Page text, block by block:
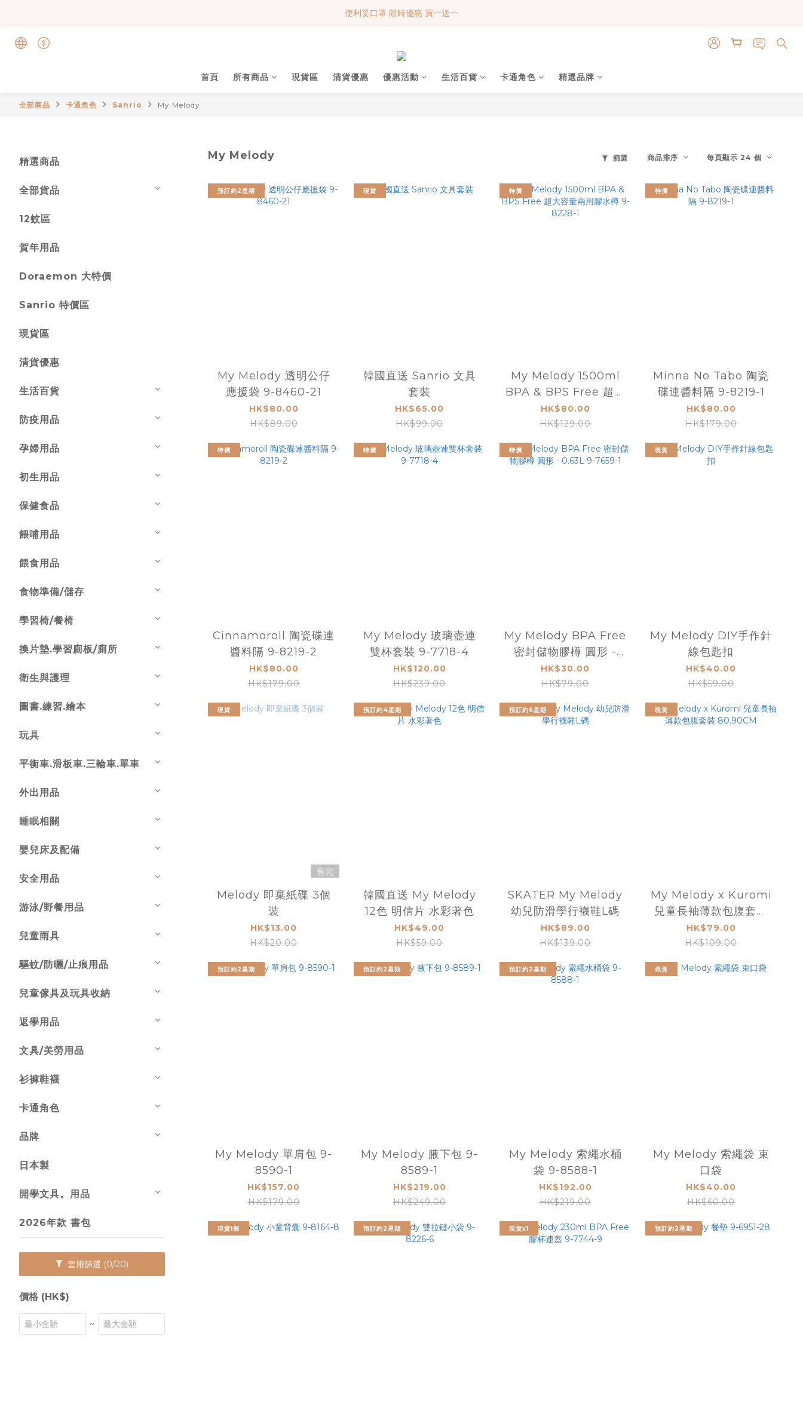
便利妥口罩 限時優惠 買一送一
便利妥口罩 限時優惠 買一送一
首頁
所有商品 現貨區 清貨優惠 優惠活動 生活百貨 卡通角色 精選品牌
全部商品 卡通角色 Sanrio My Melody
精選商品
全部貨品
12蚊區
賀年用品
Doraemon 大特價
Sanrio 特價區
現貨區
清貨優惠
生活百貨
防疫用品
孕婦用品
初生用品
保健食品
餵哺用品
餵食用品
食物準備/儲存
學習椅/餐椅
換片墊.學習廁板/廁所
衛生與護理
圖書.練習.繪本
玩具
平衡車.滑板車.三輪車.單車
外出用品
睡眠相關
嬰兒床及配備
安全用品
游泳/野餐用品
兒童雨具
驅蚊/防曬/止痕用品
兒童傢具及玩具收納
返學用品
文具/美勞用品
衫褲鞋襪
卡通角色
品牌
日本製
開學文具。用品
2026年款 書包
套用篩選 (0/20)
價格 (HK$)
~
My Melody 篩選 商品排序 每頁顯示 24 個
預訂約2星期
My Melody 透明公仔
應援袋 9-8460-21
HK$80.00
HK$89.00
現貨
韓國直送 Sanrio 文具
套裝
HK$65.00
HK$99.00
特價
My Melody 1500ml
BPA & BPS Free 超大
容量兩用膠水樽 9-
8228-1
HK$80.00
HK$129.00
特價
Minna No Tabo 陶瓷
碟連醬料隔 9-8219-1
HK$80.00
HK$179.00
特價
Cinnamoroll 陶瓷碟連
醬料隔 9-8219-2
HK$80.00
HK$179.00
特價
My Melody 玻璃壺連
雙杯套裝 9-7718-4
HK$120.00
HK$239.00
特價
My Melody BPA Free
密封儲物膠樽 圓形 -
0.63L 9-7659-1
HK$30.00
HK$79.00
現貨
My Melody DIY手作針
線包匙扣
HK$40.00
HK$59.00
現貨
售完
Melody 即棄紙碟 3個
裝
HK$13.00
HK$20.00
預訂約4星期
韓國直送 My Melody
12色 明信片 水彩著色
HK$49.00
HK$59.00
預訂約6星期
SKATER My Melody
幼兒防滑學行襪鞋L碼
HK$89.00
HK$139.00
現貨
My Melody x Kuromi
兒童長袖薄款包腹套裝
80.90CM
HK$79.00
HK$109.00
預訂約2星期
My Melody 單肩包 9-
8590-1
HK$157.00
HK$179.00
預訂約2星期
My Melody 腋下包 9-
8589-1
HK$219.00
HK$249.00
預訂約2星期
My Melody 索繩水桶
袋 9-8588-1
HK$192.00
HK$219.00
現貨
My Melody 索繩袋 束
口袋
HK$40.00
HK$60.00
現貨1個 預訂約2星期 現貨x1 預訂約2星期